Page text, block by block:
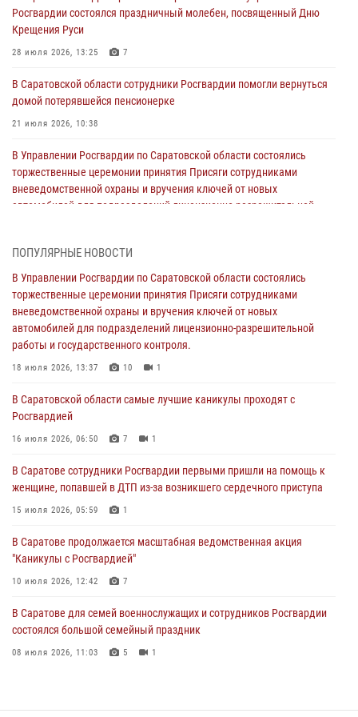
Росгвардии состоялся праздничный молебен, посвященный Дню
Крещения Руси
28 июля 2026, 13:25 7
В Саратовской области сотрудники Росгвардии помогли вернуться
домой потерявшейся пенсионерке
21 июля 2026, 10:38
В Управлении Росгвардии по Саратовской области состоялись
торжественные церемонии принятия Присяги сотрудниками
вневедомственной охраны и вручения ключей от новых
автомобилей для подразделений лицензионно-разрешительной
В Саратовской области самые лучшие каникулы проходят с
Росгвардией
16 июля 2026, 06:50 7 1
В Саратове сотрудники Росгвардии первыми пришли на помощь к
женщине, попавшей в ДТП из-за возникшего сердечного приступа
В Саратове продолжается масштабная ведомственная акция
"Каникулы с Росгвардией"
В Саратовской области при содействии спецназа Росгвардии
задержан подозреваемый в незаконном обороте наркотиков
В Саратове для семей военнослужащих и сотрудников Росгвардии
состоялся большой семейный праздник
ПОПУЛЯРНЫЕ НОВОСТИ
В Управлении Росгвардии по Саратовской области состоялись
торжественные церемонии принятия Присяги сотрудниками
вневедомственной охраны и вручения ключей от новых
автомобилей для подразделений лицензионно-разрешительной
работы и государственного контроля.
18 июля 2026, 13:37 10 1
В Саратовской области самые лучшие каникулы проходят с
Росгвардией
16 июля 2026, 06:50 7 1
В Саратове сотрудники Росгвардии первыми пришли на помощь к
женщине, попавшей в ДТП из-за возникшего сердечного приступа
15 июля 2026, 05:59 1
В Саратове продолжается масштабная ведомственная акция
"Каникулы с Росгвардией"
10 июля 2026, 12:42 7
В Саратове для семей военнослужащих и сотрудников Росгвардии
состоялся большой семейный праздник
08 июля 2026, 11:03 5 1